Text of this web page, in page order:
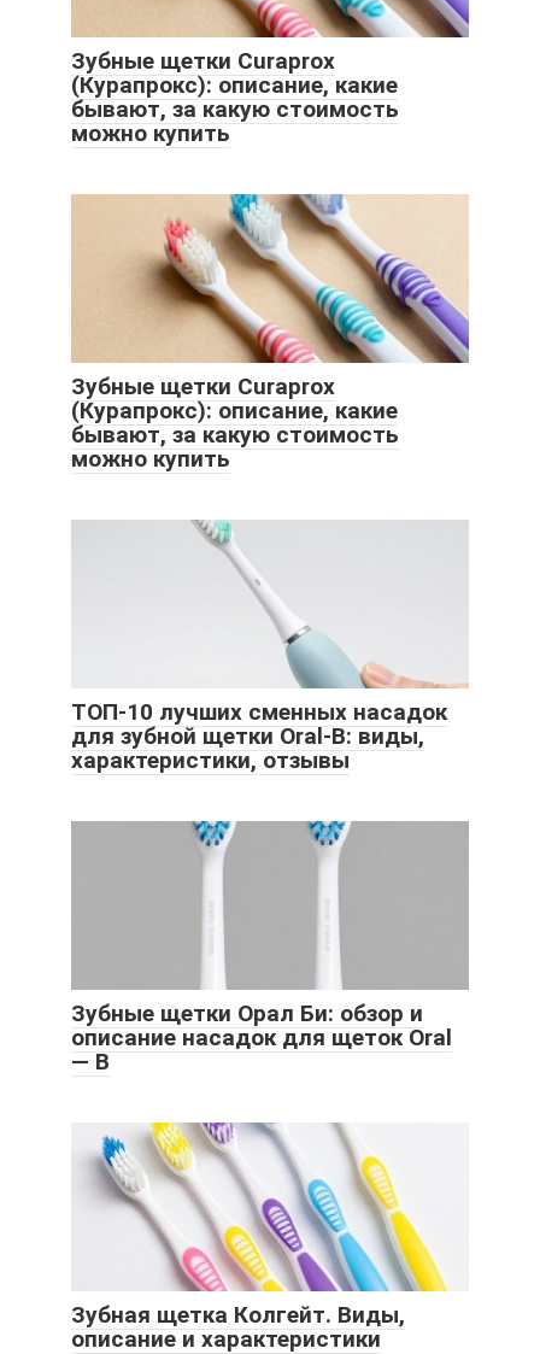
Зубные щетки Curaprox
(Курапрокс): описание, какие
бывают, за какую стоимость
можно купить
Зубные щетки Curaprox
(Курапрокс): описание, какие
бывают, за какую стоимость
можно купить
ТОП-10 лучших сменных насадок
для зубной щетки Oral-B: виды,
характеристики, отзывы
Зубные щетки Орал Би: обзор и
описание насадок для щеток Oral
— B
Зубная щетка Колгейт. Виды,
описание и характеристики